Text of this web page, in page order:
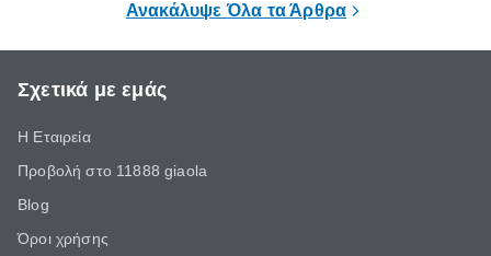
Ανακάλυψε Όλα τα Άρθρα
Σχετικά με εμάς
Η Εταιρεία
Προβολή στο 11888 giaola
Blog
Όροι χρήσης